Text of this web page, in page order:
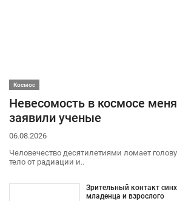
Космос
Невесомость в космосе
заявили ученые
06.08.2026
Человечество десятилетиями ломает
тело от радиации и..
Зрительный контакт
младенца и взрослого